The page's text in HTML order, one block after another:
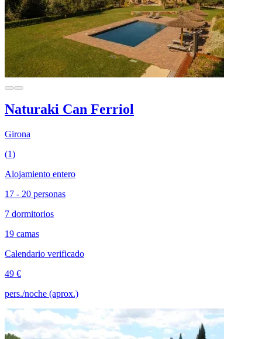
Naturaki Can Ferriol
Girona
(1)
Alojamiento entero
17 - 20 personas
7 dormitorios
19 camas
Calendario verificado
49 €
pers./noche (aprox.)